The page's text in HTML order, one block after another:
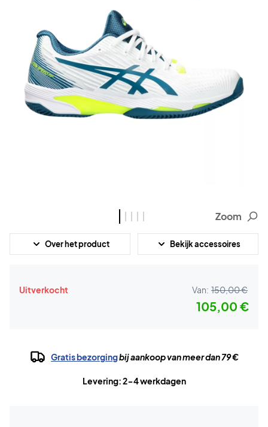
Zoom
Over het product Bekijk accessoires
Uitverkocht Van: 150,00 €
105,00 €
Gratis bezorgingbij aankoop van meer dan 79 €
Levering: 2-4 werkdagen